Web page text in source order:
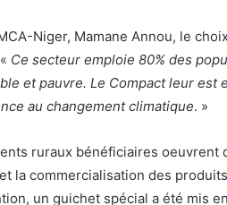
Niger, Mamane Annou, le
Ce secteur emploie 80% des
et pauvre. Le Compact leur est
au changement climatique. »
ruraux bénéficiaires oeuvrent
la commercialisation des
un guichet spécial a été mis